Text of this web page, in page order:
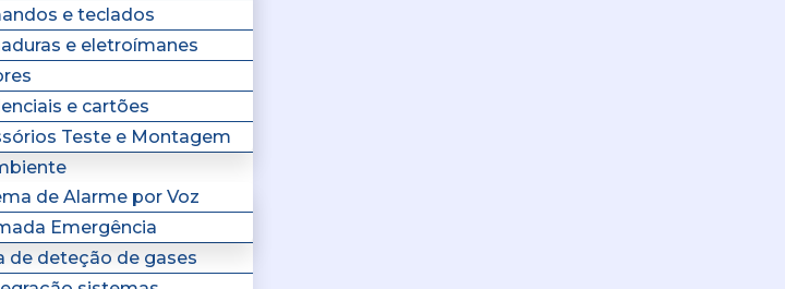
e teclados
e eletroímanes
e cartões
Teste e Montagem
de Alarme por Voz
Emergência
de deteção de gases